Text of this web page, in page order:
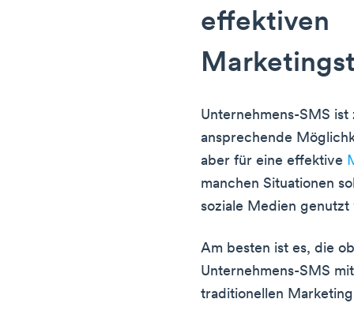
effektiven
Unternehmens-SMS
ansprechende
aber für eine effektive
manchen Situationen
soziale Medien
Am besten ist es, die
Unternehmens-SMS
traditionellen